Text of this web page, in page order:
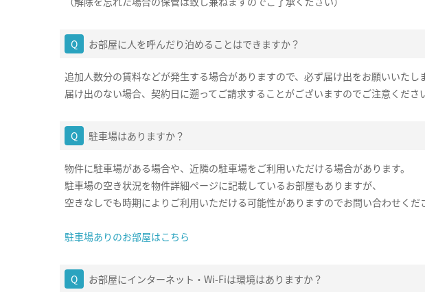
お部屋に人を呼んだり泊めることはできますか？
追加人数分の賃料などが発生する場合がありますので、必ず届け出をお願いいたし
届け出のない場合、契約日に遡ってご請求することがございますのでご注意くださ
駐車場はありますか？
物件に駐車場がある場合や、近隣の駐車場をご利用いただける場合があります。
駐車場の空き状況を物件詳細ページに記載しているお部屋もありますが、
空きなしでも時期によりご利用いただける可能性がありますのでお問い合わせくだ
駐車場ありのお部屋はこちら
お部屋にインターネット・Wi-Fiは環境はありますか？